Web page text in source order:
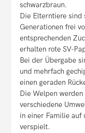
schwarzbraun.
Die Elterntiere
Generationen frei
entsprechenden
erhalten rote SV-
Bei der Übergabe
und mehrfach
einen geraden
Die Welpen
verschiedene
in einer Familie auf
verspielt.